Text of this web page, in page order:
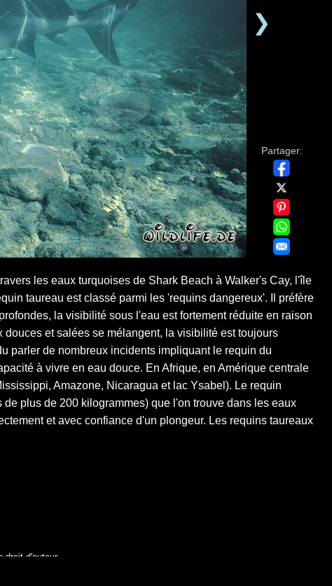
❯
Partager:
les eaux turquoises de Shark Beach à Walker's Cay, l'île
taureau est classé parmi les 'requins dangereux'. Il préfère
la visibilité sous l'eau est fortement réduite en raison
et salées se mélangent, la visibilité est toujours
parler de nombreux incidents impliquant le requin du
à vivre en eau douce. En Afrique, en Amérique centrale
Amazone, Nicaragua et lac Ysabel). Le requin
plus de 200 kilogrammes) que l'on trouve dans les eaux
et avec confiance d'un plongeur. Les requins taureaux
d'auteur.